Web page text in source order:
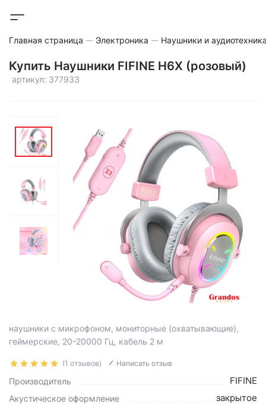
Главная страница Электроника Наушники и
Купить Наушники FIFINE H6X (розовый)
артикул: 377933
наушники с микрофоном, мониторные (охватывающие),
геймерские, 20-20000 Гц, кабель 2 м
(1 отзывов) Написать отзыв
Производитель FIFINE
Акустическое оформление закрытое